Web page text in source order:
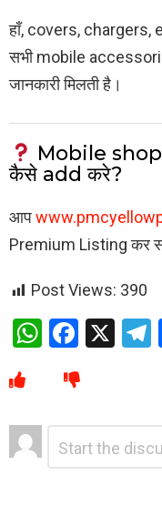
हाँ, covers, chargers,
सभी mobile
जानकारी मिलती है।
Mobile
कैसे add करे?
आप
Premium Listing कर
Post Views: 390
W
at
s
A
p
F
ce
b
o
o
X
Leave
a